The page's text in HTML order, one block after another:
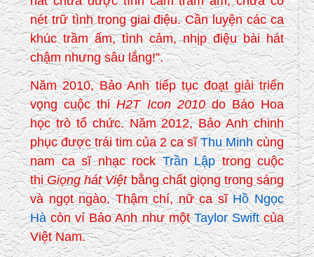
nét trữ tình trong giai điệu. Cần luyện các ca
khúc trầm ấm, tình cảm, nhịp điệu bài hát
chậm nhưng sâu lắng!”.
Năm 2010, Bảo Anh tiếp tục đoạt giải triển
vọng cuộc thiH2T Icon 2010do Báo Hoa
học trò tổ chức. Năm 2012, Bảo Anh chinh
phục được trái tim của 2 ca sĩThu Minhcùng
nam ca sĩ nhạc rockTrần Lậptrong cuộc
thiGiọng hát Việtbằng chất giọng trong sáng
và ngọt ngào. Thậm chí, nữ ca sĩHồ Ngọc
Hàcòn ví Bảo Anh như mộtTaylor Swiftcủa
Việt Nam.